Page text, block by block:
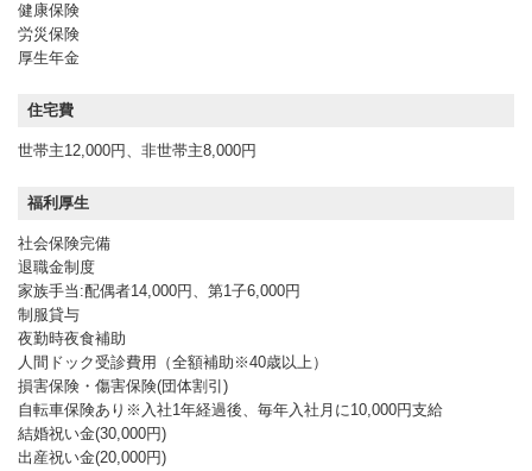
健康保険
労災保険
厚生年金
住宅費
世帯主12,000円、非世帯主8,000円
福利厚生
社会保険完備
退職金制度
家族手当:配偶者14,000円、第1子6,000円
制服貸与
夜勤時夜食補助
人間ドック受診費用（全額補助※40歳以上）
損害保険・傷害保険(団体割引)
自転車保険あり※入社1年経過後、毎年入社月に10,000円支給
結婚祝い金(30,000円)
出産祝い金(20,000円)